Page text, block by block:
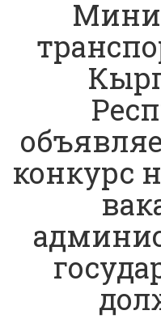
конкурс